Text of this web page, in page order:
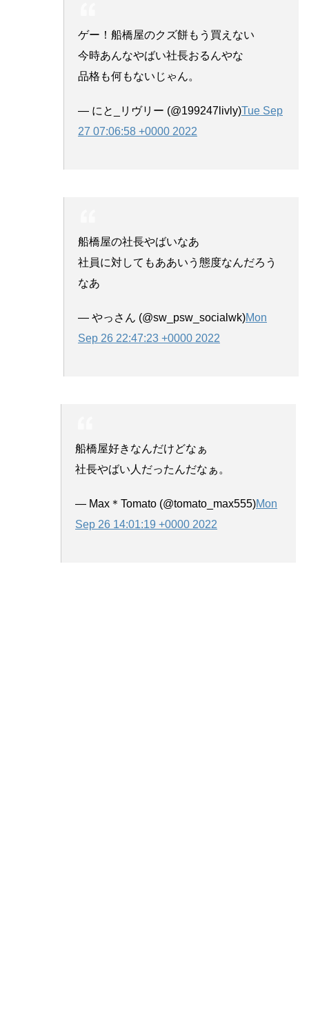
ゲー！船橋屋のクズ餅もう買えない
今時あんなやばい社長おるんやな
品格も何もないじゃん。
— にと_リヴリー (@199247livly)Tue Sep
27 07:06:58 +0000 2022
船橋屋の社長やばいなあ
社員に対してもああいう態度なんだろう
なあ
— やっさん (@sw_psw_socialwk)Mon
Sep 26 22:47:23 +0000 2022
船橋屋好きなんだけどなぁ
社長やばい人だったんだなぁ。
— Max＊Tomato (@tomato_max555)Mon
Sep 26 14:01:19 +0000 2022